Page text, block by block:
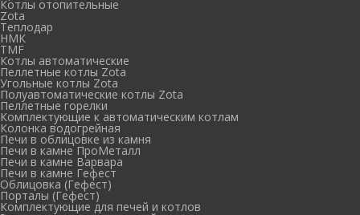
Котлы отопительные
Zota
Теплодар
НМК
TMF
Котлы автоматические
Пеллетные котлы Zota
Угольные котлы Zota
Полуавтоматические котлы Zota
Пеллетные горелки
Комплектующие к автоматическим котлам
Колонка водогрейная
Печи в облицовке из камня
Печи в камне ПроМеталл
Печи в камне Варвара
Печи в камне Гефест
Облицовка (Гефест)
Порталы (Гефест)
Комплектующие для печей и котлов